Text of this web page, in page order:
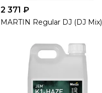
2 371 ₽
MARTIN Regular DJ (DJ Mix)